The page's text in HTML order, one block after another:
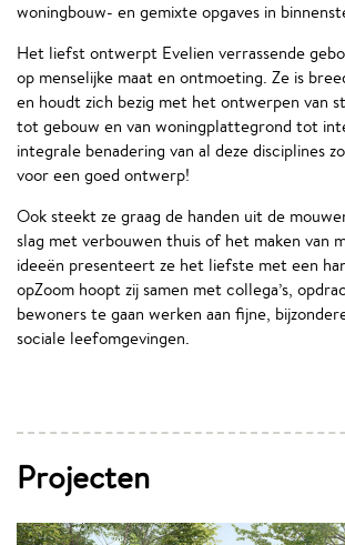
woningbouw- en gemixte opgaves in
Het liefst ontwerpt Evelien verrassende
op menselijke maat en ontmoeting. Ze is
en houdt zich bezig met het ontwerpen van
tot gebouw en van woningplattegrond tot
integrale benadering van al deze disciplines
voor een goed ontwerp!
Ook steekt ze graag de handen uit de
slag met verbouwen thuis of het maken van
ideeën presenteert ze het liefste met een
opZoom hoopt zij samen met collega’s,
bewoners te gaan werken aan fijne,
sociale leefomgevingen.
Projecten